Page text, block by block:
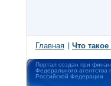
Главная Что
Портал создан при
Федерального агентства
Российской Федерации